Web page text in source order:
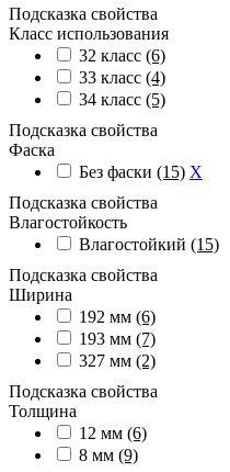
Подсказка свойства
Класс использования
32 класс (6)
33 класс (4)
34 класс (5)
Подсказка свойства
Фаска
Без фаски (15) X
Подсказка свойства
Влагостойкость
Влагостойкий (15)
Подсказка свойства
Ширина
192 мм (6)
193 мм (7)
327 мм (2)
Подсказка свойства
Толщина
12 мм (6)
8 мм (9)